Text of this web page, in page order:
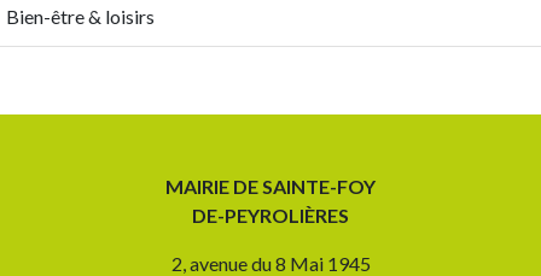
Bien-être & loisirs
MAIRIE DE SAINTE-FOY
DE-PEYROLIÈRES
2, avenue du 8 Mai 1945